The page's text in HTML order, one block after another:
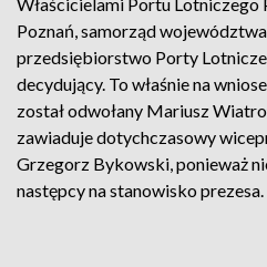
Poznań, samorząd
przedsiębiorstwo Porty
decydujący. To właśnie na
został odwołany Mariusz
zawiaduje dotychczasowy
Grzegorz Bykowski, ponieważ
następcy na stanowisko prezesa.